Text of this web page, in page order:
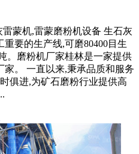
蒙机,雷蒙磨粉机设备 生石灰
要的生产线,可磨80400目生
。磨粉机厂家桂林是一家提供
家。 一直以来,秉承品质和服务
俱进,为矿石磨粉行业提供高